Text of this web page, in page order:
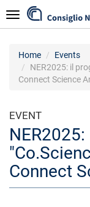
to
main
Navigazione
Home
Events
NER2025: il
Connect Science
EVENT
Connect